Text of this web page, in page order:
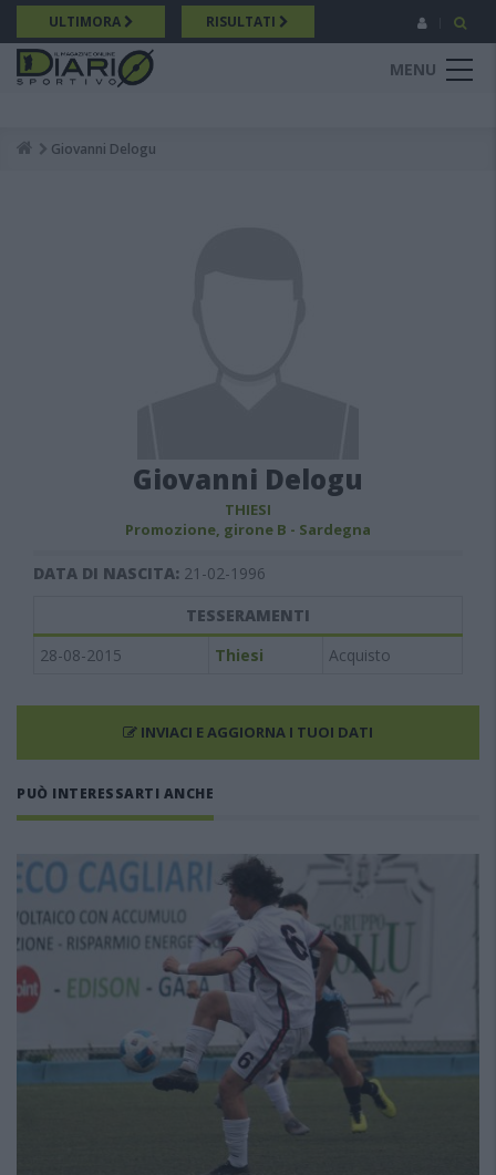
Salta
al
contenuto
principale
ULTIMORA RISULTATI
MENU
Breadcrumb
Giovanni Delogu
Giovanni Delogu
THIESI
Promozione, girone B - Sardegna
DATA DI NASCITA: 21-02-1996
TESSERAMENTI
28-08-2015
Thiesi Acquisto
INVIACI E AGGIORNA I TUOI DATI
PUÒ INTERESSARTI ANCHE